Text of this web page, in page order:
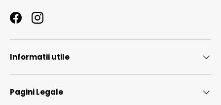
FacebookInstagram
Informatii utile
Pagini Legale